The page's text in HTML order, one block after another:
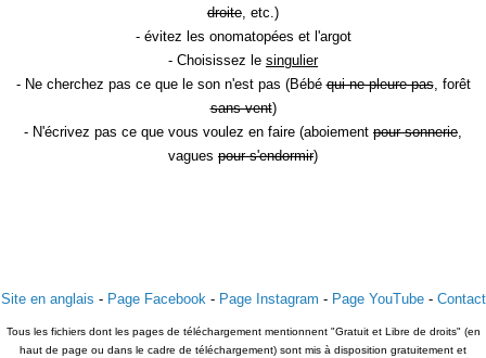
droite , etc.)
- évitez les onomatopées et l'argot
- Choisissez le singulier
- Ne cherchez pas ce que le son n'est pas (Bébéqui ne pleure pas, forêt
sans vent)
- N'écrivez pas ce que vous voulez en faire (aboiement pour sonnerie
vagues pour s'endormir)
Site en anglais - Page Facebook - Page Instagram - Page YouTube- Contact
Tous les fichiers dont les pages de téléchargement mentionnent "Gratuit et Libre de droits" (en
haut de page ou dans le cadre de téléchargement) sont mis à disposition gratuitement et